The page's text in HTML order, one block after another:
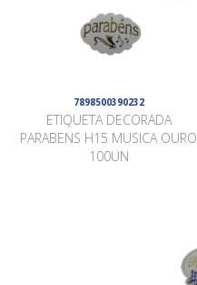
7898500390232
ETIQUETA DECORADA
PARABENS H15 MUSICA OURO
100UN